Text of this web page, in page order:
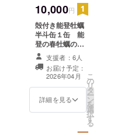
10,000円
殻付き能登牡蠣
半斗缶１缶 能
登の春牡蠣の旬
の時期にお送り
いたします。 名
称（殻付き生牡
蠣） 内容量（6L
缶約25個入り）
保存方法:冷蔵、
支援者：6人
お届け予定：
2026年04月
詳細を見る
こ
の
リ
タ
ー
ン
を
選
択
す
る